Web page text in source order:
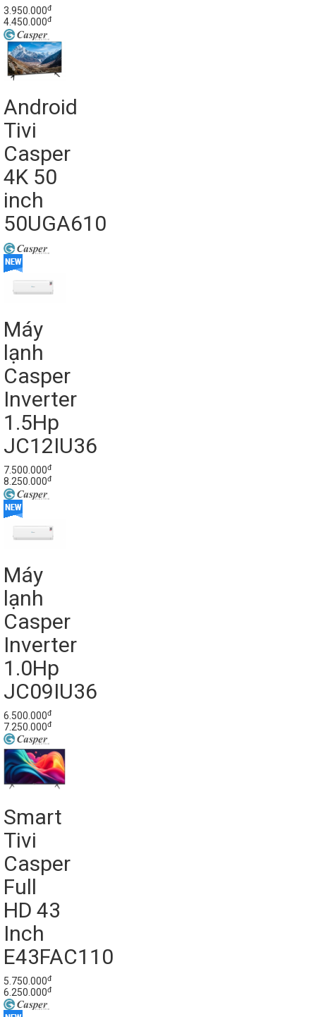
3.950.000đ
4.450.000đ
Android
Tivi
Casper
4K 50
inch
50UGA610
Máy
lạnh
Casper
Inverter
1.5Hp
JC12IU36
7.500.000đ
8.250.000đ
Máy
lạnh
Casper
Inverter
1.0Hp
JC09IU36
6.500.000đ
7.250.000đ
Smart
Tivi
Casper
Full
HD 43
Inch
E43FAC110
5.750.000đ
6.250.000đ